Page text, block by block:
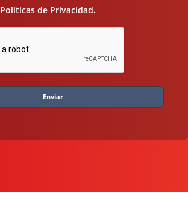
Políticas de Privacidad.
Enviar